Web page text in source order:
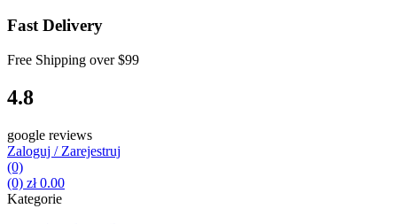
Fast Delivery
Free Shipping over$99
4.8
google reviews
Zaloguj / Zarejestruj
(0)
(0) zł0.00
Kategorie